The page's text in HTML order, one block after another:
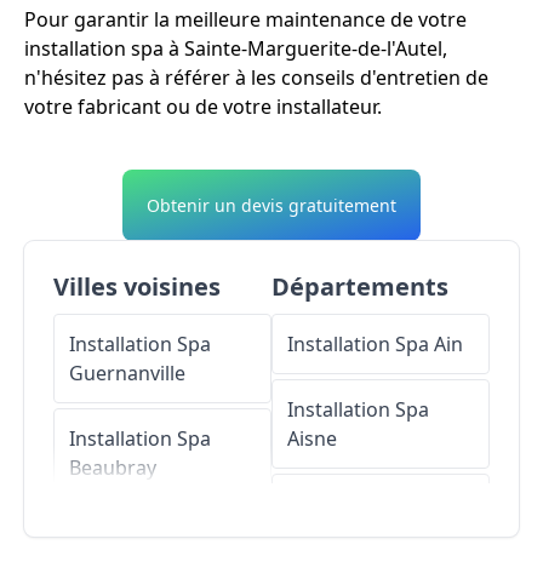
Pour garantir la meilleure maintenance de votre
installation spa à Sainte-Marguerite-de-l'Autel,
n'hésitez pas à référer à les conseils d'entretien de
votre fabricant ou de votre installateur.
Obtenir un devis gratuitement
Villes voisines
Installation Spa
Guernanville
Installation Spa
Beaubray
Installation Spa
Départements
Installation Spa Ain
Installation Spa
Aisne
Allier